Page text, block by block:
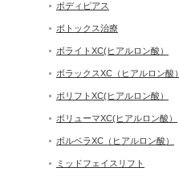
ボディピアス
ボトックス治療
ボライトXC(ヒアルロン酸）
ボラックスXC（ヒアルロン酸）
ボリフトXC(ヒアルロン酸）
ボリューマXC(ヒアルロン酸）
ボルベラXC（ヒアルロン酸）
ミッドフェイスリフト